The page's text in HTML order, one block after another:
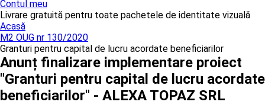
Contul meu
Livrare gratuită pentru toate pachetele de identitate vizuală
Acasă
M2 OUG nr 130/2020
Granturi pentru capital de lucru acordate beneficiarilor
Anunț finalizare implementare proiect
"Granturi pentru capital de lucru acordate
beneficiarilor" - ALEXA TOPAZ SRL